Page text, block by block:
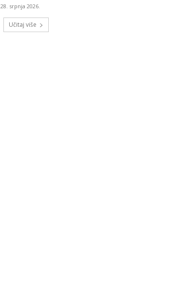
28. srpnja 2026.
Učitaj više